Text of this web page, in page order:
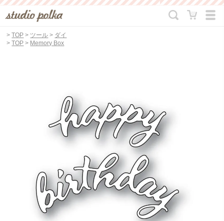
>TOP > ツール > ダイ
>TOP > Memory Box